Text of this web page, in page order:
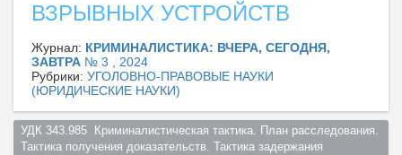
ВЗРЫВНЫХ УСТРОЙСТВ
Журнал: КРИМИНАЛИСТИКА: ВЧЕРА, СЕГОДНЯ,
ЗАВТРА № 3 , 2024
Рубрики: УГОЛОВНО-ПРАВОВЫЕ НАУКИ
(ЮРИДИЧЕСКИЕ НАУКИ)
УДК 343.985  Криминалистическая тактика. План расследования.
Тактика получения доказательств. Тактика задержания